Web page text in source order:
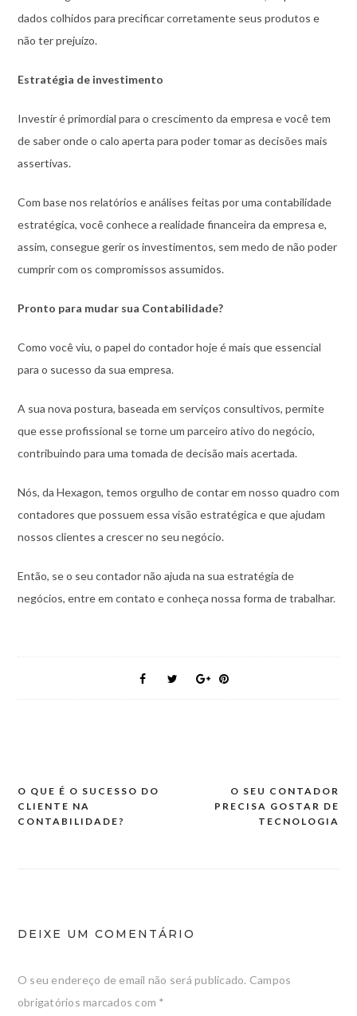
dados colhidos para precificar corretamente seus produtos e
não ter prejuízo.
Estratégia de investimento
Investir é primordial para o crescimento da empresa e você tem
de saber onde o calo aperta para poder tomar as decisões mais
assertivas.
Com base nos relatórios e análises feitas por uma contabilidade
estratégica, você conhece a realidade financeira da empresa e,
assim, consegue gerir os investimentos, sem medo de não poder
cumprir com os compromissos assumidos.
Pronto para mudar sua Contabilidade?
Como você viu, o papel do contador hoje é mais que essencial
para o sucesso da sua empresa.
A sua nova postura, baseada em serviços consultivos, permite
que esse profissional se torne um parceiro ativo do negócio,
contribuindo para uma tomada de decisão mais acertada.
Nós, da Hexagon, temos orgulho de contar em nosso quadro com
contadores que possuem essa visão estratégica e que ajudam
nossos clientes a crescer no seu negócio.
Então, se o seu contador não ajuda na sua estratégia de
negócios, entre em contato e conheça nossa forma de trabalhar.
Navegação
de
O QUE É O SUCESSO DO
CLIENTE NA
CONTABILIDADE?
O SEU CONTADOR
PRECISA GOSTAR DE
TECNOLOGIA
DEIXE UM COMENTÁRIO
O seu endereço de email não será publicado. Campos
obrigatórios marcados com *